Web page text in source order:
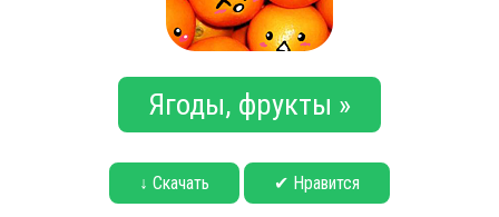
Ягоды, фрукты »
↓ Скачать ✔ Нравится